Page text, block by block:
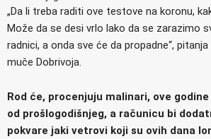
„Da li treba raditi ove testove na koronu,
Može da se desi vrlo lako da se zarazimo
radnici, a onda sve će da propadne“,
muče Dobrivoja.
Rod će, procenjuju malinari, ove
od prošlogodišnjeg, a računicu bi
pokvare jaki vetrovi koji su ovih dana